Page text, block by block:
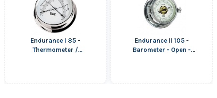
Endurance I 85 -
Thermometer /
Endurance II 105 -
Barometer - Open -